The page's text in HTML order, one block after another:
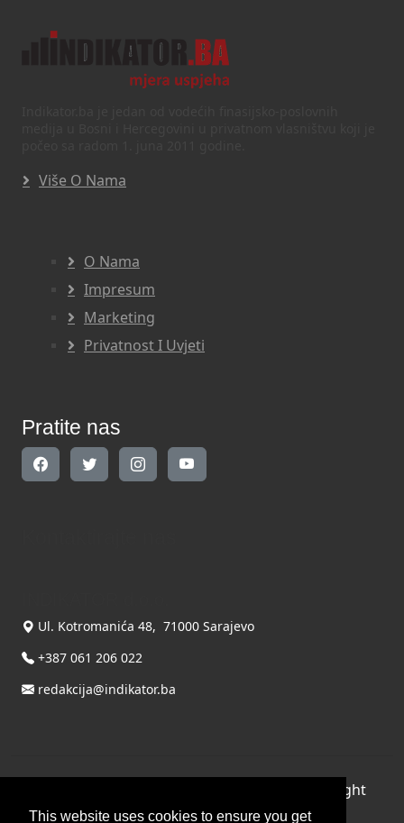
This website uses cookies to ensure you get
Više O Nama
O Nama
Impresum
Marketing
Privatnost I Uvjeti
Pratite nas
Ul. Kotromanića 48, 71000 Sarajevo
+387 061 206 022
redakcija@indikator.ba
, All Right
Reserved.